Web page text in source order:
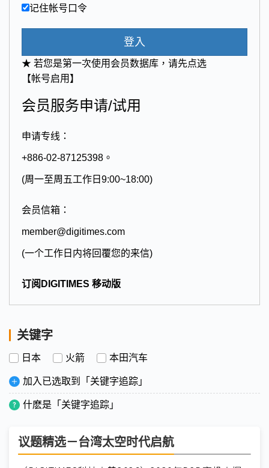
记住帐号口令
登入
★ 若您是第一次使用会员数据库，请先点选
【帐号启用】
会员服务申请/试用
申请专线：
+886-02-87125398。
(周一至周五工作日9:00~18:00)
会员信箱：
member@digitimes.com
(一个工作日内将回覆您的来信)
订阅DIGITIMES 移动版
关键字
日本 火箭 本田汽车
加入已选取到「关键字追踪」
什麽是「关键字追踪」
议题精选－台湾太空时代启航